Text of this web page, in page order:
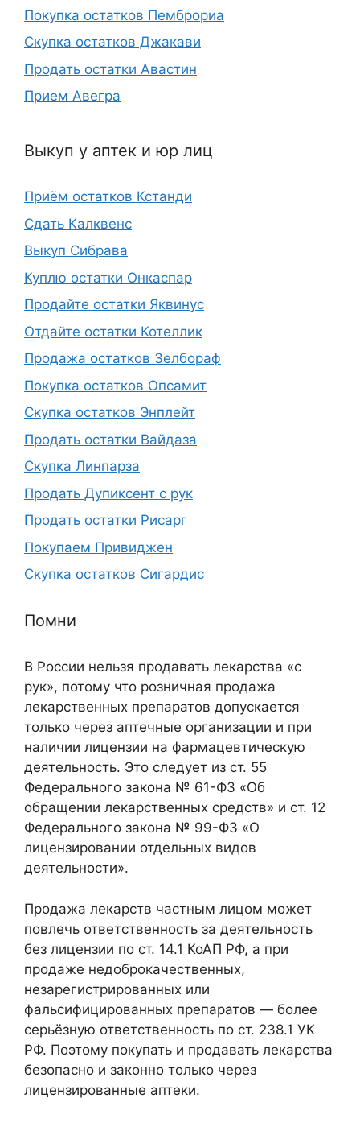
Покупка остатков Пемброриа
Скупка остатков Джакави
Продать остатки Авастин
Прием Авегра
Выкуп у аптек и юр лиц
Приём остатков Кстанди
Сдать Калквенс
Выкуп Сибрава
Куплю остатки Онкаспар
Продайте остатки Яквинус
Отдайте остатки Котеллик
Продажа остатков Зелбораф
Покупка остатков Опсамит
Скупка остатков Энплейт
Продать остатки Вайдаза
Скупка Линпарза
Продать Дупиксент с рук
Продать остатки Рисарг
Покупаем Привиджен
Скупка остатков Сигардис
Помни
В России нельзя продавать лекарства «с
рук», потому что розничная продажа
лекарственных препаратов допускается
только через аптечные организации и при
наличии лицензии на фармацевтическую
деятельность. Это следует из ст. 55
Федерального закона № 61-ФЗ «Об
обращении лекарственных средств» и ст. 12
Федерального закона № 99-ФЗ «О
лицензировании отдельных видов
деятельности».
Продажа лекарств частным лицом может
повлечь ответственность за деятельность
без лицензии по ст. 14.1 КоАП РФ, а при
продаже недоброкачественных,
незарегистрированных или
фальсифицированных препаратов — более
серьёзную ответственность по ст. 238.1 УК
РФ. Поэтому покупать и продавать лекарства
безопасно и законно только через
лицензированные аптеки.